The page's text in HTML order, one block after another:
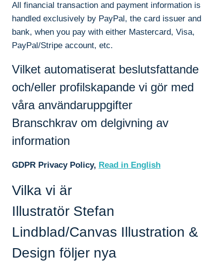
All financial transaction and payment information is
handled exclusively by PayPal, the card issuer and
bank, when you pay with either Mastercard, Visa,
PayPal/Stripe account, etc.
Vilket automatiserat beslutsfattande
och/eller profilskapande vi gör med
våra användaruppgifter
Branschkrav om delgivning av
information
GDPR Privacy Policy, Read in English
Vilka vi är
Illustratör Stefan
Lindblad/Canvas Illustration &
Design följer nya